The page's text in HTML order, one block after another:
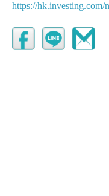
https://hk.investing.com/